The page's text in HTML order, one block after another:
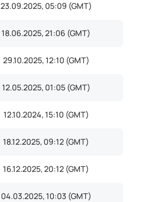
23.09.2025, 05:09 (GMT)
18.06.2025, 21:06 (GMT)
29.10.2025, 12:10 (GMT)
12.05.2025, 01:05 (GMT)
12.10.2024, 15:10 (GMT)
18.12.2025, 09:12 (GMT)
16.12.2025, 20:12 (GMT)
04.03.2025, 10:03 (GMT)